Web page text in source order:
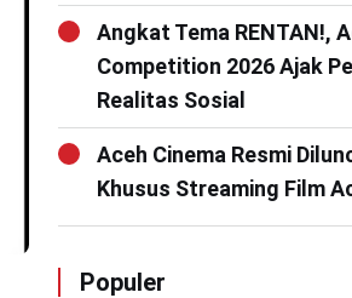
Angkat Tema RENTAN!,
Competition 2026 Ajak
Realitas Sosial
Aceh Cinema Resmi
Khusus Streaming Film
Populer